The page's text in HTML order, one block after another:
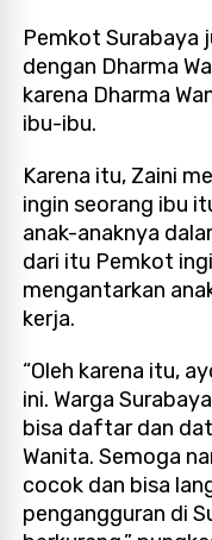
Pemkot Surabaya
dengan Dharma
karena Dharma
ibu-ibu.
Karena itu, Zaini
ingin seorang ibu
anak-anaknya
dari itu Pemkot
mengantarkan
kerja.
“Oleh karena itu,
ini. Warga
bisa daftar dan
Wanita. Semoga
cocok dan bisa
pengangguran di